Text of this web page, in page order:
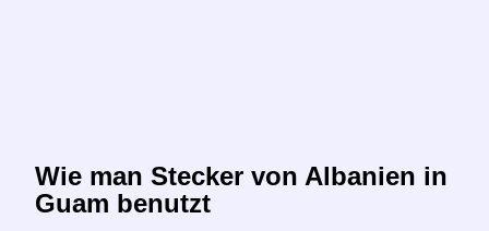
Wie man Stecker von Albanien in
Guam benutzt